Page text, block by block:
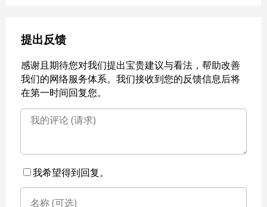
提出反馈
感谢且期待您对我们提出宝贵建议与看法，帮助改善
我们的网络服务体系。我们接收到您的反馈信息后将
在第一时间回复您。
我希望得到回复。